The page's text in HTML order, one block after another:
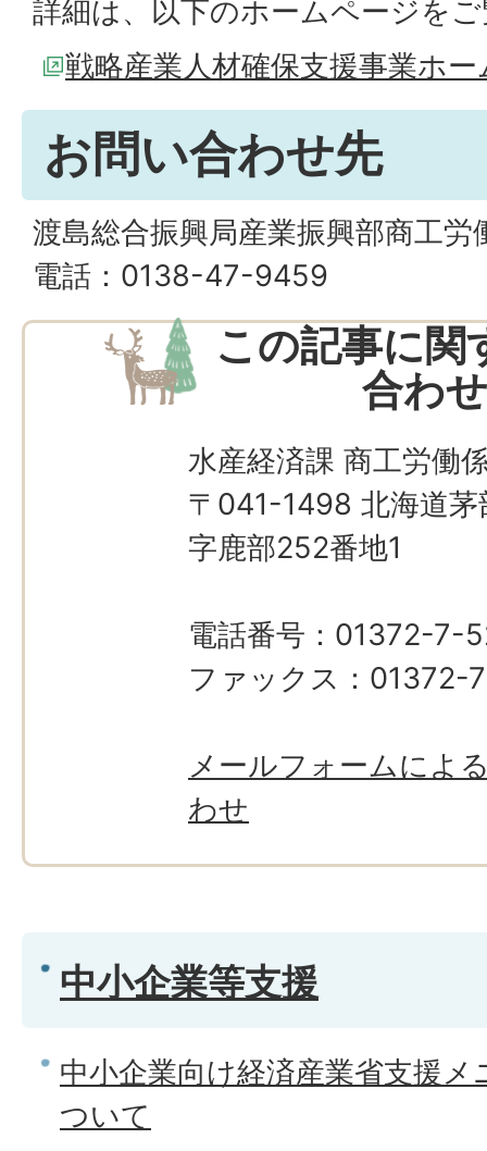
詳細は、以下のホームページを
戦略産業人材確保支援事業ホ
お問い合わせ先
渡島総合振興局産業振興部商工労
電話：0138-47-9459
この記事に関
合わ
水産経済課 商工労働
〒041-1498 北海道茅
字鹿部252番地1
電話番号：01372-7-
ファックス：01372-
メールフォームによ
わせ
中小企業等支援
中小企業向け経済産業省支援
ついて